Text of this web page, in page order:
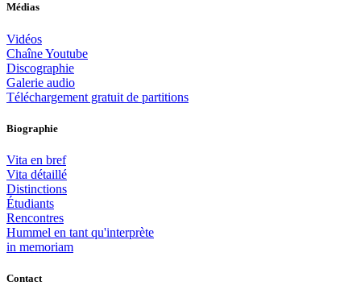
Médias
Vidéos
Chaîne Youtube
Discographie
Galerie audio
Téléchargement gratuit de partitions
Biographie
Vita en bref
Vita détaillé
Distinctions
Étudiants
Rencontres
Hummel en tant qu'interprète
in memoriam
Contact